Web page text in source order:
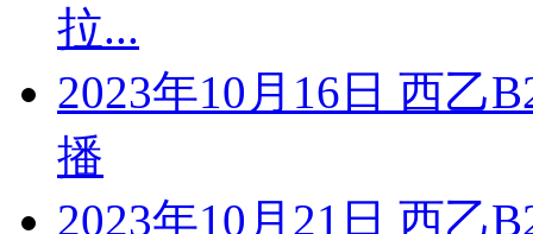
拉...
2023年10月16日 西乙
播
2023年10月21日 西乙